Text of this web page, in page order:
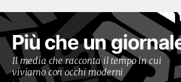
Più che un
Il media che racconta il tempo in cui
viviamo con occhi moderni